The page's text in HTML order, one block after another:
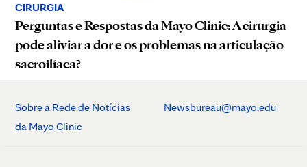
CIRURGIA
Perguntas e Respostas da Mayo Clinic: A cirurgia
pode aliviar a dor e os problemas na articulação
sacroilíaca?
Sobre a Rede de Notícias
da Mayo Clinic
Newsbureau@mayo.edu